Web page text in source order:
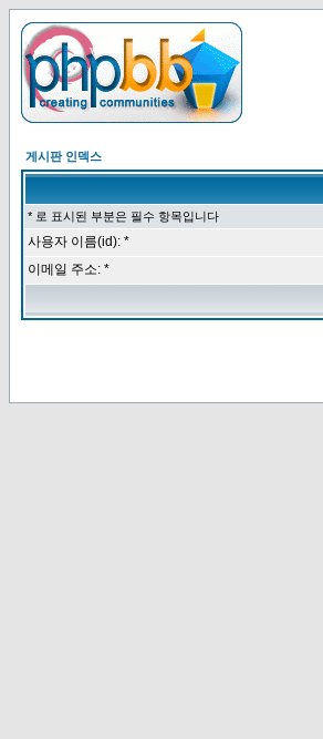
게시판 인덱스
* 로 표시된 부분은 필수 항목입니다
사용자 이름(id): *
이메일 주소: *